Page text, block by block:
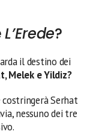
L’Erede?
il destino dei
Melek e Yildiz?
Serhat
nessuno dei tre